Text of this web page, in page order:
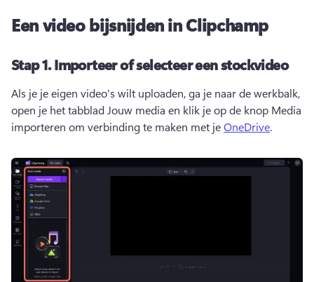
Een video bijsnijden in Clipchamp
Stap 1.Importeer of selecteer een stockvideo
Als je je eigen video's wilt uploaden, ga je naar de werkbalk,
open je het tabblad Jouw media en klik je op de knop Media
importeren om verbinding te maken met je OneDrive.